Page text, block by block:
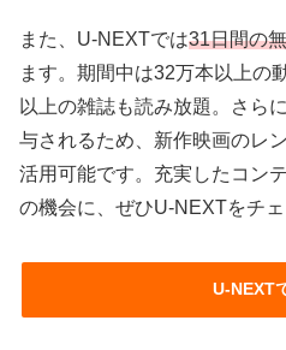
また、U-NEXTでは31日間の
ます。期間中は32万本以上の
以上の雑誌も読み放題。さら
与されるため、新作映画のレ
活用可能です。充実したコン
の機会に、ぜひU-NEXTをチ
U-NEXT